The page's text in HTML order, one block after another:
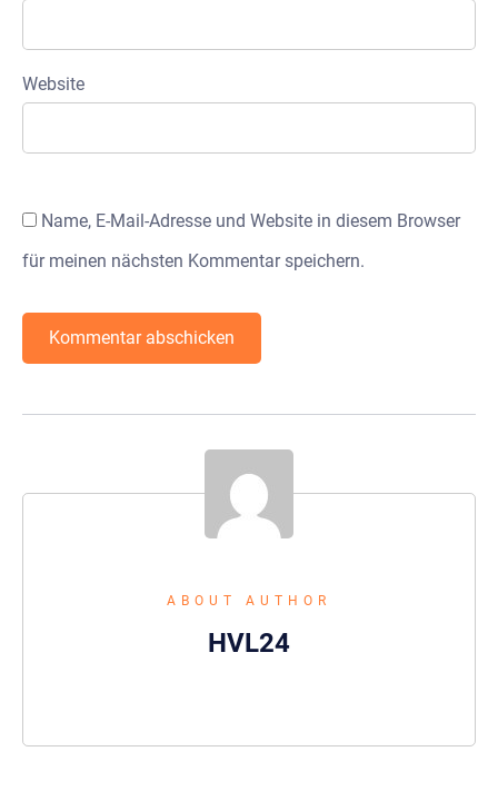
Website
Name, E-Mail-Adresse und Website in diesem Browser
für meinen nächsten Kommentar speichern.
ABOUT AUTHOR
HVL24